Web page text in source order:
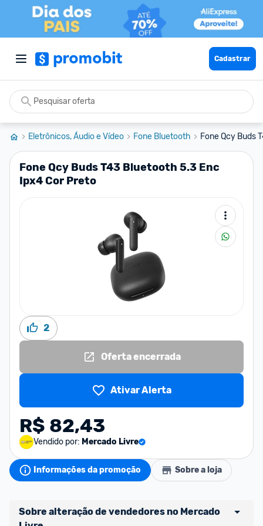
Cadastrar
Eletrônicos, Áudio e Vídeo Fone Bluetooth Fone Qcy Buds
Fone Qcy Buds T43 Bluetooth 5.3 Enc
Ipx4 Cor Preto
2
Oferta encerrada
Ativar Alerta
R$ 82,43
Vendido por: Mercado Livre
Informações da promoção Sobre a loja
Sobre alteração de vendedores no Mercado